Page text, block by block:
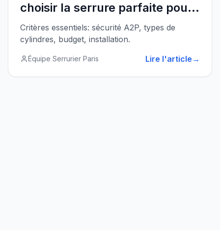
choisir la serrure parfaite pour
votre domicile
Critères essentiels: sécurité A2P, types de
cylindres, budget, installation.
Équipe Serrurier Paris Lire l'article →